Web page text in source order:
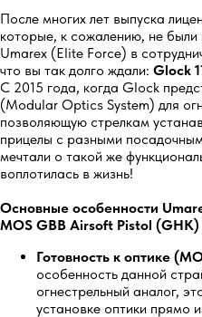
После многих лет выпуска
которые, к сожалению, не были
Umarex (Elite Force) в
что вы так долго ждали: Glock
С 2015 года, когда Glock
(Modular Optics System) для
позволяющую стрелкам
прицелы с разными
мечтали о такой же
воплотилась в жизнь!
Основные особенности
MOS GBB Airsoft Pistol
Готовность к оптике
особенность данной
огнестрельный аналог,
установке оптики прямо